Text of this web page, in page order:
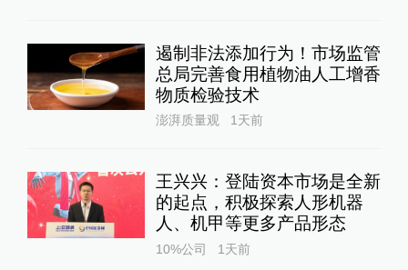
遏制非法添加行为！市场监管
总局完善食用植物油人工增香
物质检验技术
澎湃质量观 1天前
王兴兴：登陆资本市场是全新
的起点，积极探索人形机器
人、机甲等更多产品形态
10%公司 1天前